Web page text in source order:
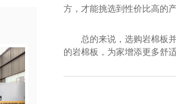
方，才能挑选到性价比高的产
总的来说，选购岩棉板
的岩棉板，为家增添更多舒适